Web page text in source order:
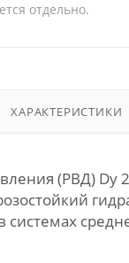
отдельно.
ХАРАКТЕРИСТИКИ
(РВД) Dу
системах